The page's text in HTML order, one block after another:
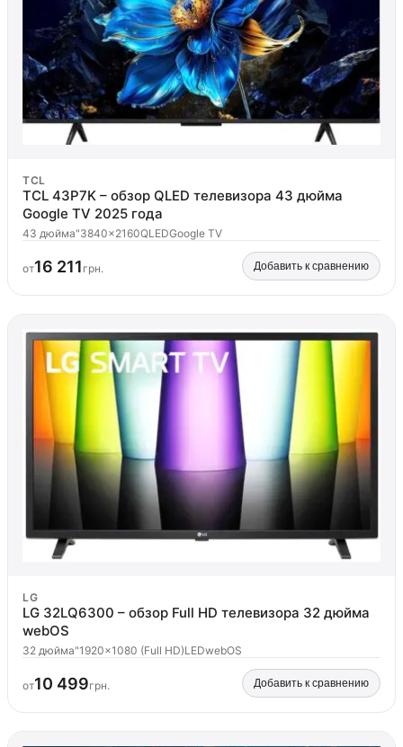
TCL
TCL 43P7K – обзор QLED телевизора 43 дюйма
Google TV 2025 года
43 дюйма"3840x2160QLEDGoogle TV
от16 211 грн. Добавить к сравнению
LG
LG 32LQ6300 – обзор Full HD телевизора 32 дюйма
webOS
32 дюйма"1920x1080 (Full HD)LEDwebOS
от10 499грн. Добавить к сравнению